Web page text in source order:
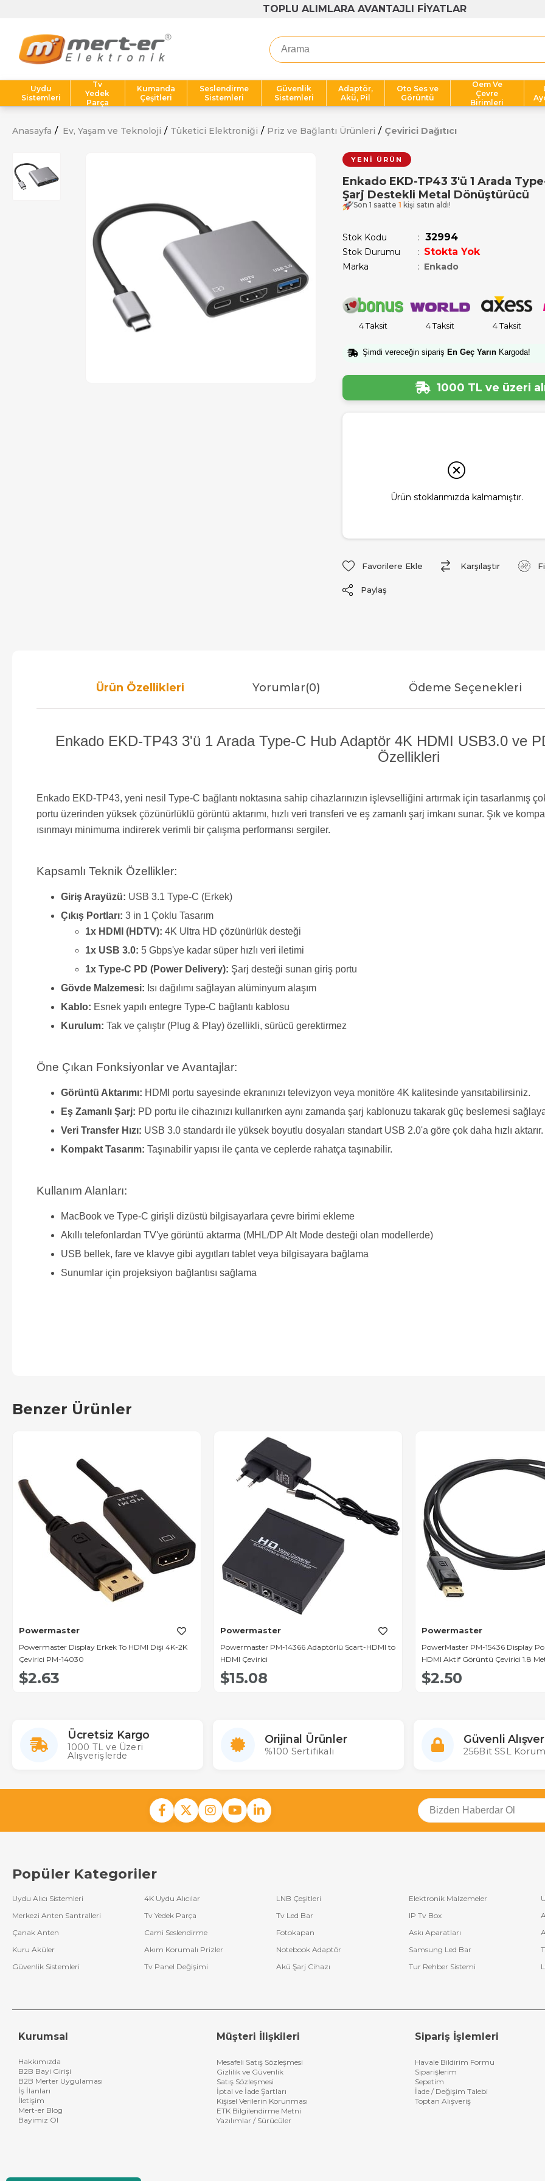
1000 TL ÜZERİ ÜCRETSİZ KARGO
Uydu
Sistemleri
Tv
Yedek
Parça
Kumanda
Çeşitleri
Seslendirme
Sistemleri
Güvenlik
Sistemleri
Adaptör,
Akü, Pil
Oto Ses ve
Görüntü
Oem Ve
Çevre
Birimleri
Anasayfa Ev, Yaşam ve Teknoloji Tüketici Elektroniği Priz ve Bağlantı Ürünleri Çevirici Dağıtıcı
YENI ÜRÜN
Enkado EKD-TP43 3'ü 1 Arada
Şarj Destekli Metal Dönüştürücü
Son 1 saatte 1 kişi satın aldı!
Stok Kodu 32994
Stok Durumu : Stokta Yok
Marka : Enkado
4 Taksit 4 Taksit 4 Taksit
Şimdi vereceğin sipariş En Geç Yarın Kargoda!
1000 TL ve üzeri
Ürün stoklarımızda kalmamıştır.
Favorilere Ekle Karşılaştır
Paylaş
Ürün Özellikleri Yorumlar(0) Ödeme Seçenekleri
Enkado EKD-TP43 3'ü 1 Arada Type-C Hub Adaptör 4K HDMI USB3.0 ve
Özellikleri
Enkado EKD-TP43, yeni nesil Type-C bağlantı noktasına sahip cihazlarınızın işlevselliğini artırmak için tasarlanmış
portu üzerinden yüksek çözünürlüklü görüntü aktarımı, hızlı veri transferi ve eş zamanlı şarj imkanı sunar. Şık ve
ısınmayı minimuma indirerek verimli bir çalışma performansı sergiler.
Kapsamlı Teknik Özellikler:
Giriş Arayüzü: USB 3.1 Type-C (Erkek)
Çıkış Portları: 3 in 1 Çoklu Tasarım
1x HDMI (HDTV): 4K Ultra HD çözünürlük desteği
1x USB 3.0: 5 Gbps'ye kadar süper hızlı veri iletimi
1x Type-C PD (Power Delivery): Şarj desteği sunan giriş portu
Gövde Malzemesi: Isı dağılımı sağlayan alüminyum alaşım
Kablo: Esnek yapılı entegre Type-C bağlantı kablosu
Kurulum: Tak ve çalıştır (Plug & Play) özellikli, sürücü gerektirmez
Öne Çıkan Fonksiyonlar ve Avantajlar:
Görüntü Aktarımı: HDMI portu sayesinde ekranınızı televizyon veya monitöre 4K kalitesinde yansıtabilirsiniz.
Eş Zamanlı Şarj: PD portu ile cihazınızı kullanırken aynı zamanda şarj kablonuzu takarak güç beslemesi
Veri Transfer Hızı: USB 3.0 standardı ile yüksek boyutlu dosyaları standart USB 2.0'a göre çok daha hızlı aktarır.
Kompakt Tasarım: Taşınabilir yapısı ile çanta ve ceplerde rahatça taşınabilir.
Kullanım Alanları:
MacBook ve Type-C girişli dizüstü bilgisayarlara çevre birimi ekleme
Akıllı telefonlardan TV'ye görüntü aktarma (MHL/DP Alt Mode desteği olan modellerde)
USB bellek, fare ve klavye gibi aygıtları tablet veya bilgisayara bağlama
Sunumlar için projeksiyon bağlantısı sağlama
Benzer Ürünler
Powermaster
Powermaster Display Erkek To HDMI Dişi 4K-2K
Çevirici PM-14030
$2.63
Powermaster
Powermaster PM-14366 Adaptörlü Scart-HDMI to
HDMI Çevirici
$15.08
Powermaster
PowerMaster PM-15436 Display
HDMI Aktif Görüntü Çevirici 1.8
$2.50
Ücretsiz Kargo
1000 TL ve Üzeri
Alışverişlerde
Orijinal Ürünler
%100 Sertifikalı
Güvenli
256Bit SSL
Popüler Kategoriler
Uydu Alıcı Sistemleri 4K Uydu Alıcılar LNB Çeşitleri Elektronik Malzemeler
Merkezi Anten Santralleri
Tv Yedek Parça Tv Led Bar IP Tv Box
Çanak Anten
Cami Seslendirme Fotokapan Askı Aparatları
Kuru Aküler
Akım Korumalı Prizler Notebook Adaptör Samsung Led Bar
Güvenlik Sistemleri
Tv Panel Değişimi Akü Şarj Cihazı Tur Rehber Sistemi
Kurumsal
Hakkımızda
B2B Bayi Girişi
B2B Merter Uygulaması
İş İlanları
İletişim
Mert-er Blog
Bayimiz Ol
Müşteri İlişkileri
Mesafeli Satış Sözleşmesi
Gizlilik ve Güvenlik
Satış Sözleşmesi
İptal ve İade Şartları
Kişisel Verilerin Korunması
ETK Bilgilendirme Metni
Yazılımlar / Sürücüler
Sipariş İşlemleri
Havale Bildirim Formu
Siparişlerim
Sepetim
İade / Değişim Talebi
Toptan Alışveriş